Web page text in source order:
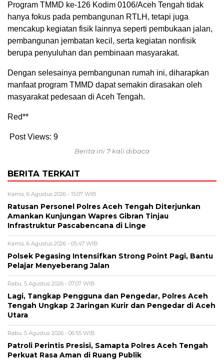
Program TMMD ke-126 Kodim 0106/Aceh Tengah tidak
hanya fokus pada pembangunan RTLH, tetapi juga
mencakup kegiatan fisik lainnya seperti pembukaan jalan,
pembangunan jembatan kecil, serta kegiatan nonfisik
berupa penyuluhan dan pembinaan masyarakat.
Dengan selesainya pembangunan rumah ini, diharapkan
manfaat program TMMD dapat semakin dirasakan oleh
masyarakat pedesaan di Aceh Tengah.
Red**
Post Views: 9
Berita ini 7 kali dibaca
BERITA TERKAIT
Kamis, 6 Agustus 2026 - 15:07 WIB
Ratusan Personel Polres Aceh Tengah Diterjunkan
Amankan Kunjungan Wapres Gibran Tinjau
Infrastruktur Pascabencana di Linge
Kamis, 6 Agustus 2026 - 05:47 WIB
Polsek Pegasing Intensifkan Strong Point Pagi, Bantu
Pelajar Menyeberang Jalan
Rabu, 5 Agustus 2026 - 07:07 WIB
Lagi, Tangkap Pengguna dan Pengedar, Polres Aceh
Tengah Ungkap 2 Jaringan Kurir dan Pengedar di Aceh
Utara
Rabu, 5 Agustus 2026 - 06:55 WIB
Patroli Perintis Presisi, Samapta Polres Aceh Tengah
Perkuat Rasa Aman di Ruang Publik